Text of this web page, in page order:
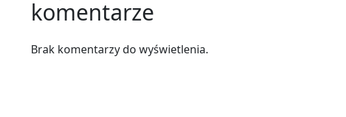
komentarze
Brak komentarzy do wyświetlenia.